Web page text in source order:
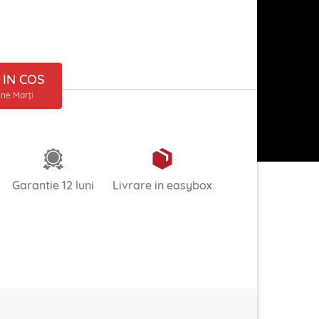
COS
Marți
Garantie 12 luni Livrare in easybox